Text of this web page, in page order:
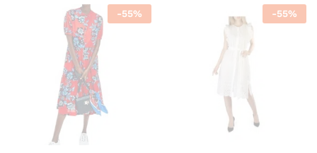
-55% -55%